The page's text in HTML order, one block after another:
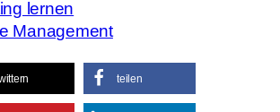
lernen
Management
teilen